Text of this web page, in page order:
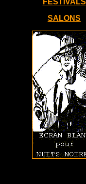
FESTIVALS
SALONS